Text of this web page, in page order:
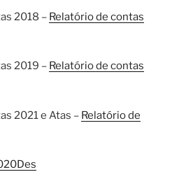
2018 – Relatório de contas
2019 – Relatório de contas
2021 e Atas – Relatório de
Des